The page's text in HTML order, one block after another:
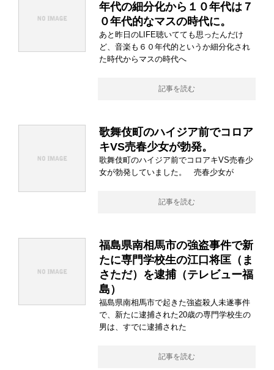
年代の細分化から１０年代は７
０年代的なマスの時代に。
あと昨日のLIFE聴いてても思ったんだけ
ど、音楽も６０年代的というか細分化され
た時代からマスの時代へ
記事を読む
歌舞伎町のハイジア前でコロア
キVS売春少女が勃発。
歌舞伎町のハイジア前でコロアキVS売春少
女が勃発していました。 売春少女が
記事を読む
福島県南相馬市の強盗事件で新
たに専門学校生の江口将匡（ま
さただ）を逮捕（テレビュー福
島）
福島県南相馬市で起きた強盗殺人未遂事件
で、新たに逮捕された20歳の専門学校生の
男は、すでに逮捕された
記事を読む